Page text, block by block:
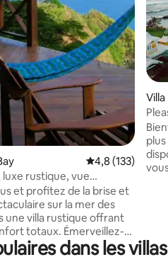
de 107 commentaires : 4,79
Évaluation
4,8 (133)
rustique, vue
et profitez de la brise et
sur la mer des
une villa rustique offrant
totaux. Émerveillez-
sites de nidification des
Villa
loft
dans les